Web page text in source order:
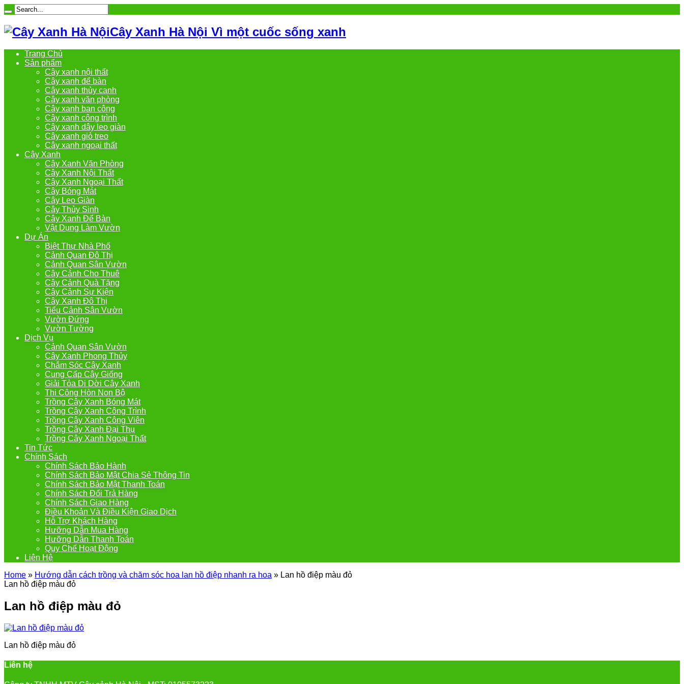
Cây Xanh Hà Nội Vì một cuốc sống xanh
Trang Chủ
Sản phẩm
Cây xanh nội thất
Cây xanh để bàn
Cây xanh thủy canh
Cây xanh văn phòng
Cây xanh ban công
Cây xanh công trình
Cây xanh dây leo giàn
Cây xanh giỏ treo
Cây xanh ngoại thất
Cây Xanh
Cây Xanh Văn Phòng
Cây Xanh Nội Thất
Cây Xanh Ngoại Thất
Cây Bóng Mát
Cây Leo Giàn
Cây Thủy Sinh
Cây Xanh Để Bàn
Vật Dụng Làm Vườn
Dự Án
Biệt Thự Nhà Phố
Cảnh Quan Đô Thị
Cảnh Quan Sân Vườn
Cây Cảnh Cho Thuê
Cây Cảnh Quà Tặng
Cây Cảnh Sự Kiện
Cây Xanh Đô Thị
Tiểu Cảnh Sân Vườn
Vườn Đứng
Vườn Tường
Dịch Vụ
Cảnh Quan Sân Vườn
Cây Xanh Phong Thủy
Chắm Sóc Cây Xanh
Cung Cấp Cây Giống
Giải Tỏa Di Dời Cây Xanh
Thi Công Hòn Non Bộ
Trồng Cây Xanh Bóng Mát
Trồng Cây Xanh Công Trình
Trồng Cây Xanh Công Viên
Trồng Cây Xanh Đại Thụ
Trồng Cây Xanh Ngoại Thất
Tin Tức
Chính Sách
Chính Sách Bảo Hành
Chính Sách Bảo Mật Chia Sẻ Thông Tin
Chính Sách Bảo Mật Thanh Toán
Chính Sách Đổi Trả Hàng
Chính Sách Giao Hàng
Điều Khoản Và Điều Kiện Giao Dịch
Hỗ Trợ Khách Hàng
Hưỡng Dẫn Mua Hàng
Hưỡng Dẫn Thanh Toán
Quy Chế Hoạt Động
Liên Hệ
Home » Hướng dẫn cách trồng và chăm sóc hoa lan hồ điệp nhanh ra hoa » Lan hồ điệp màu đỏ
Lan hồ điệp màu đỏ
Lan hồ điệp màu đỏ
Lan hồ điệp màu đỏ
Liên hệ